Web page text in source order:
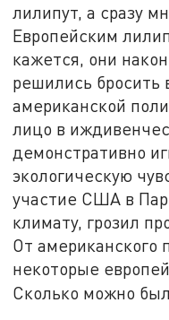
лилипут, а сразу
Европейским
кажется, они
решились бросить
американской
лицо в
демонстративно
экологическую
участие США в
климату, грозил
От американского
некоторые
Сколько можно